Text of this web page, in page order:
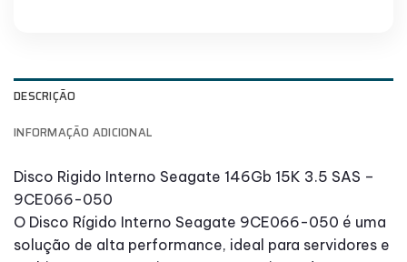
DESCRIÇÃO
INFORMAÇÃO ADICIONAL
Disco Rigido Interno Seagate 146Gb 15K 3.5 SAS –
9CE066-050
O Disco Rígido Interno Seagate 9CE066-050 é uma
solução de alta performance, ideal para servidores e